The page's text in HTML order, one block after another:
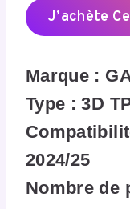
J’achète
Marque :
Type : 3D
2024/25
Nombre de